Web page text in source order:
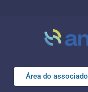
Área do associado